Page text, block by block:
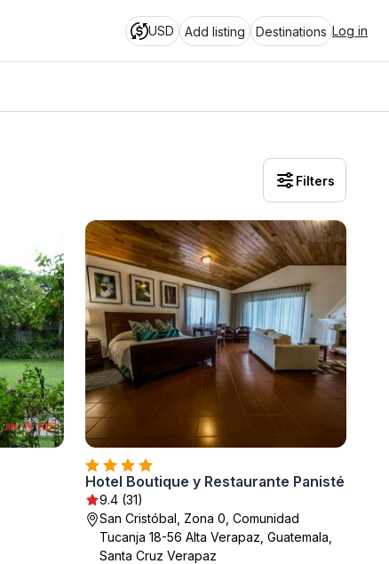
USD Add listing Destinations Log in
Filters
Hotel Boutique y Restaurante Panisté
9.4 (31)
San Cristóbal, Zona 0, Comunidad
Tucanja 18-56 Alta Verapaz, Guatemala,
Santa Cruz Verapaz